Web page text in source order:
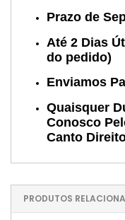
Prazo de
Até 2 Dias
do pedido)
Enviamos
Quaisquer
Conosco
Canto
PRODUTOS